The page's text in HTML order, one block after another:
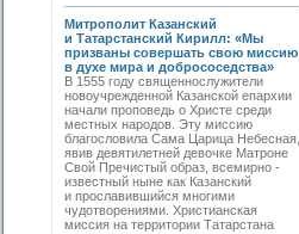
Митрополит Казанский
и Татарстанский Кирилл: «Мы
призваны совершать свою миссию
в духе мира и добрососедства»
В 1555 году священнослужители
новоучрежденной Казанской епархии
начали проповедь о Христе среди
местных народов. Эту миссию
благословила Сама Царица Небесная,
явив девятилетней девочке Матроне
Свой Пречистый образ, всемирно ­
известный ныне как Казанский
и прославившийся многими
чудотворениями. Христианская
миссия на территории Татарстана